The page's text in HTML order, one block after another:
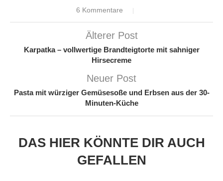
6 Kommentare
Älterer Post
Karpatka – vollwertige Brandteigtorte mit sahniger
Hirsecreme
Neuer Post
Pasta mit würziger Gemüsesoße und Erbsen aus der 30-
Minuten-Küche
DAS HIER KÖNNTE DIR AUCH
GEFALLEN